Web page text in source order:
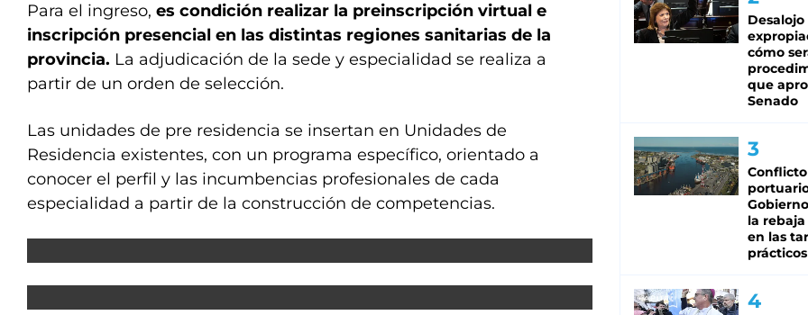
Para el ingreso, es condición realizar la preinscripción virtual e
inscripción presencial en las distintas regiones sanitarias de la
provincia. La adjudicación de la sede y especialidad se realiza a
partir de un orden de selección.
Las unidades de pre residencia se insertan en Unidades de
Residencia existentes, con un programa específico, orientado a
conocer el perfil y las incumbencias profesionales de cada
especialidad a partir de la construcción de competencias.
cómo
que
Senado
Conflicto
la rebaja
en las
prácticos